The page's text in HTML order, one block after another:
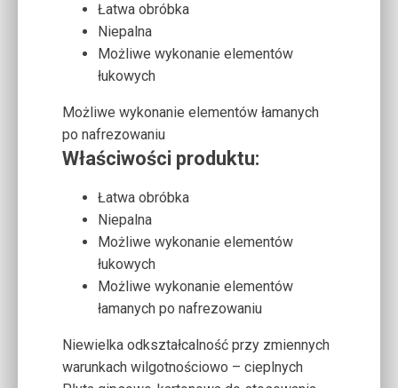
Łatwa obróbka
Niepalna
Możliwe wykonanie elementów
łukowych
Możliwe wykonanie elementów łamanych
po nafrezowaniu
Właściwości produktu:
Łatwa obróbka
Niepalna
Możliwe wykonanie elementów
łukowych
Możliwe wykonanie elementów
łamanych po nafrezowaniu
Niewielka odkształcalność przy zmiennych
warunkach wilgotnościowo – cieplnych